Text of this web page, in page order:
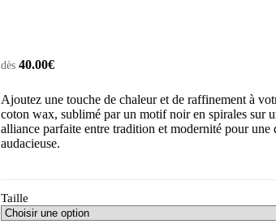
dès 40.00€
Ajoutez une touche de chaleur et de raffinement à
coton wax, sublimé par un motif noir en spirales sur
alliance parfaite entre tradition et modernité pour une
audacieuse.
Taille